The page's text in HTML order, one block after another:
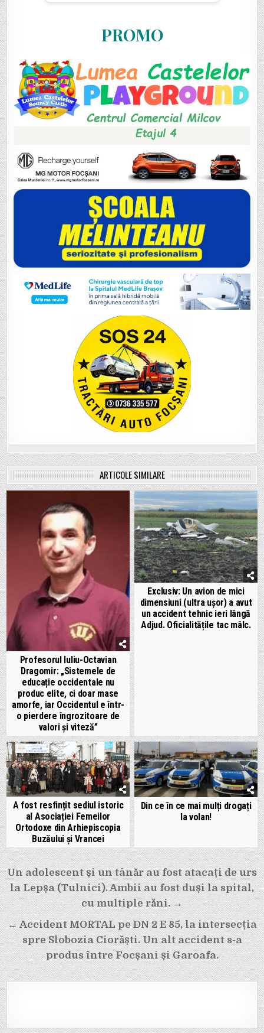
PROMO
ARTICOLE SIMILARE
Profesorul Iuliu-Octavian
Dragomir: „Sistemele de
educație occidentale nu
produc elite, ci doar mase
amorfe, iar Occidentul e într-
o pierdere îngrozitoare de
valori și viteză”
Exclusiv: Un avion de mici
dimensiuni (ultra ușor) a avut
un accident tehnic ieri lângă
Adjud. Oficialitățile tac mâlc.
A fost resfințit sediul istoric
al Asociației Femeilor
Ortodoxe din Arhiepiscopia
Buzăului și Vrancei
Din ce în ce mai mulți drogați
la volan!
Navigare
în
articole
Un adolescent și un tânăr au fost atacați de urs
la Lepșa (Tulnici). Ambii au fost duși la spital,
cu multiple răni. →
← Accident MORTAL pe DN 2 E 85, la intersecția
spre Slobozia Ciorăști. Un alt accident s-a
produs între Focșani și Garoafa.